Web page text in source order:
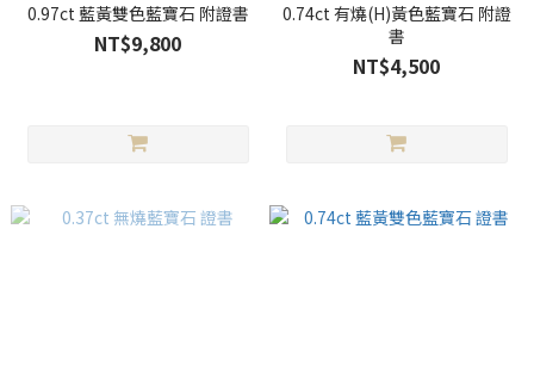
0.97ct 藍黃雙色藍寶石 附證書
NT$9,800
0.74ct 有燒(H)黃色藍寶石 附證
書
NT$4,500